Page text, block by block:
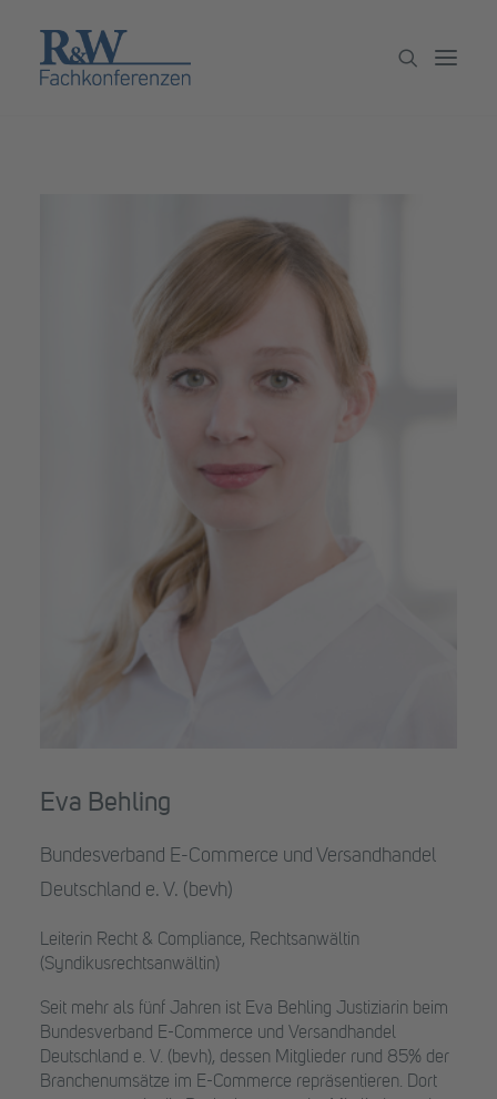
Partner werden
Newsletter
Eva Behling
Bundesverband E-Commerce und Versandhandel
Deutschland e. V. (bevh)
Leiterin Recht & Compliance, Rechtsanwältin
(Syndikusrechtsanwältin)
Seit mehr als fünf Jahren ist Eva Behling Justiziarin beim
Bundesverband E-Commerce und Versandhandel
Deutschland e. V. (bevh), dessen Mitglieder rund 85% der
Branchenumsätze im E-Commerce repräsentieren. Dort